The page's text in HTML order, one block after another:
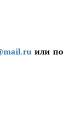
или по